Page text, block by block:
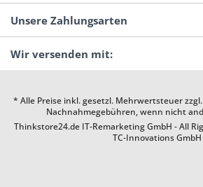
Unsere Zahlungsarten
Wir versenden mit:
* Alle Preise inkl. gesetzl. Mehrwertsteuer zzgl.
Nachnahmegebühren, wenn nicht
Thinkstore24.de IT-Remarketing GmbH - All
TC-Innovations GmbH